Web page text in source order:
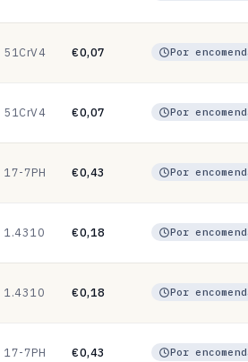
51CrV4 €0,07 Por
51CrV4 €0,07 Por
17-7PH €0,43 Por
1.4310 €0,18 Por
1.4310 €0,18 Por
17-7PH €0,43 Por